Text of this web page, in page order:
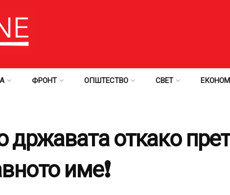
ФРОНТ ОПШТЕСТВО СВЕТ
државата откако
име❗